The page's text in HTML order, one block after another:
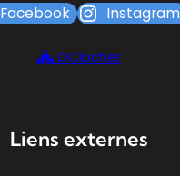
Facebook Instagram
OClocher
Liens externes